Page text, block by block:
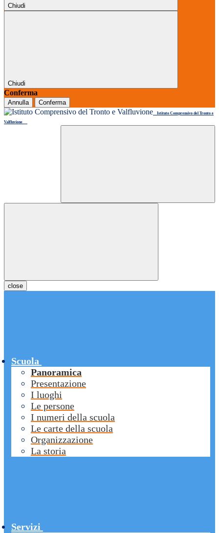
Chiudi
Chiudi
Conferma
Annulla Conferma
Istituto Comprensivo del Tronto e
Valfluvione
close
Scuola
Panoramica
Presentazione
I luoghi
Le persone
I numeri della scuola
Le carte della scuola
Organizzazione
La storia
Servizi